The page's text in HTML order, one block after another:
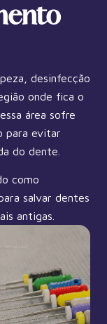
desinfecção
onde fica o
área sofre
para evitar
do dente.
como
salvar dentes
antigas.